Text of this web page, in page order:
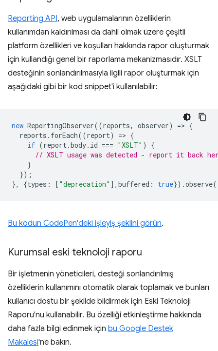
Reporting API, web uygulamalarının özelliklerin
kullanımdan kaldırılması da dahil olmak üzere çeşitli
platform özellikleri ve koşulları hakkında rapor oluşturmak
için kullandığı genel bir raporlama mekanizmasıdır. XSLT
desteğinin sonlandırılmasıyla ilgili rapor oluşturmak için
aşağıdaki gibi bir kod snippet'i kullanılabilir:
new ReportingObserver((reports, observer) => {
reports . forEach((report) => {
if (report.body. id === "XSLT" )
{
// XSLT usage was detected - report it back
}
});
},
{types : [ "deprecation" ], buffered : true}).observe
Bu kodun CodePen'deki işleyiş şeklini görün.
Kurumsal eski teknoloji raporu
Bir işletmenin yöneticileri, desteği sonlandırılmış
özelliklerin kullanımını otomatik olarak toplamak ve bunları
kullanıcı dostu bir şekilde bildirmek için Eski Teknoloji
Raporu'nu kullanabilir. Bu özelliği etkinleştirme hakkında
daha fazla bilgi edinmek için bu Google Destek
Makalesi'ne bakın.